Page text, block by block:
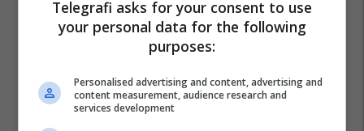
Telegrafi asks for your consent to use
your personal data for the following
purposes:
Personalised advertising and content, advertising and
content measurement, audience research and
services development